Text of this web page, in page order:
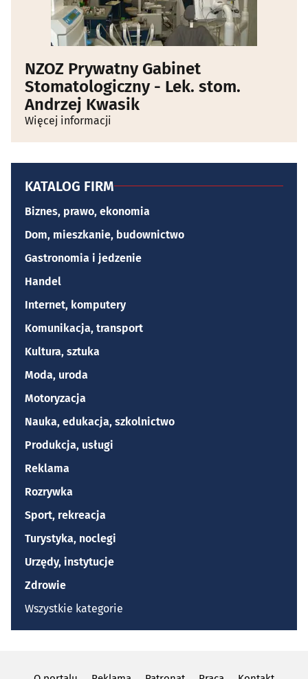
NZOZ Prywatny Gabinet
Stomatologiczny - Lek. stom.
Andrzej Kwasik
Więcej informacji
KATALOG FIRM
Biznes, prawo, ekonomia
Dom, mieszkanie, budownictwo
Gastronomia i jedzenie
Handel
Internet, komputery
Komunikacja, transport
Kultura, sztuka
Moda, uroda
Motoryzacja
Nauka, edukacja, szkolnictwo
Produkcja, usługi
Reklama
Rozrywka
Sport, rekreacja
Turystyka, noclegi
Urzędy, instytucje
Zdrowie
Wszystkie kategorie